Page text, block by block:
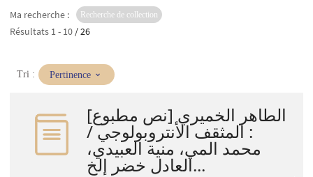
Ma recherche : Recherche de collection
Résultats 1 - 10 / 26
Tri : (Mise
immédiate)
Pertinence
الطاهر الخميري [نص مطبوع]
: المثقف الأنتروبولوجي /
محمد المي، منية العبيدي،
العادل خضر إلخ...